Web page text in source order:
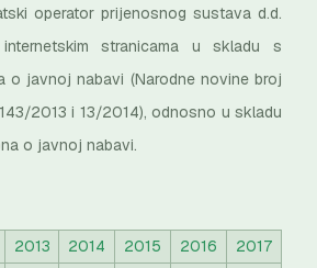
operator prijenosnog sustava d.d.
stranicama u skladu s
o javnoj nabavi (Narodne novine broj
2013 i 13/2014), odnosno u skladu
o javnoj nabavi.
2013 2014 2015 2016 2017